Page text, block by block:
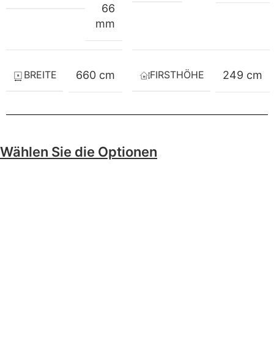
66
mm
BREITE 660 cm FIRSTHÖHE 249 cm
Wählen Sie die Optionen